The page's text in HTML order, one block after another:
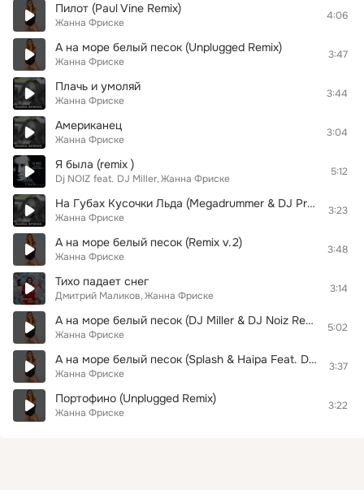
Пилот (Paul Vine Remix)
Жанна Фриске
4:06
А на море белый песок (Unplugged Remix)
Жанна Фриске
3:47
Плачь и умоляй
Жанна Фриске
3:44
Американец
Жанна Фриске
3:04
Я была (remix )
Dj NOIZ feat. DJ Miller Жанна Фриске
5:12
На Губах Кусочки Льда (Megadrummer & DJ Profit Remix)
Жанна Фриске
3:23
А на море белый песок (Remix v.2)
Жанна Фриске
3:48
Тихо падает снег
Дмитрий Маликов Жанна Фриске
3:14
А на море белый песок (DJ Miller & DJ Noiz Remix)
Жанна Фриске
5:02
А на море белый песок (Splash & Haipa Feat. DJ Fashion Radio Edit)
Жанна Фриске
3:37
Портофино (Unplugged Remix)
Жанна Фриске
3:22